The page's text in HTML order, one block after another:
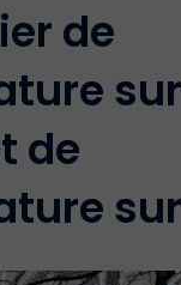
de
sur
de
sur